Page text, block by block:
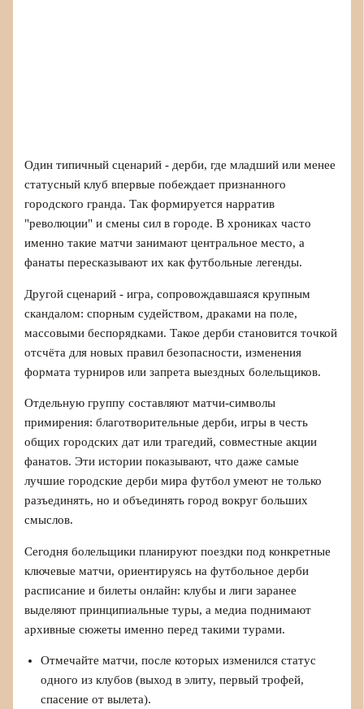
Один типичный сценарий - дерби, где младший или менее
статусный клуб впервые побеждает признанного
городского гранда. Так формируется нарратив
"революции" и смены сил в городе. В хрониках часто
именно такие матчи занимают центральное место, а
фанаты пересказывают их как футбольные легенды.
Другой сценарий - игра, сопровождавшаяся крупным
скандалом: спорным судейством, драками на поле,
массовыми беспорядками. Такое дерби становится точкой
отсчёта для новых правил безопасности, изменения
формата турниров или запрета выездных болельщиков.
Отдельную группу составляют матчи-символы
примирения: благотворительные дерби, игры в честь
общих городских дат или трагедий, совместные акции
фанатов. Эти истории показывают, что даже самые
лучшие городские дерби мира футбол умеют не только
разъединять, но и объединять город вокруг больших
смыслов.
Сегодня болельщики планируют поездки под конкретные
ключевые матчи, ориентируясь на футбольное дерби
расписание и билеты онлайн: клубы и лиги заранее
выделяют принципиальные туры, а медиа поднимают
архивные сюжеты именно перед такими турами.
Отмечайте матчи, после которых изменился статус
одного из клубов (выход в элиту, первый трофей,
спасение от вылета).